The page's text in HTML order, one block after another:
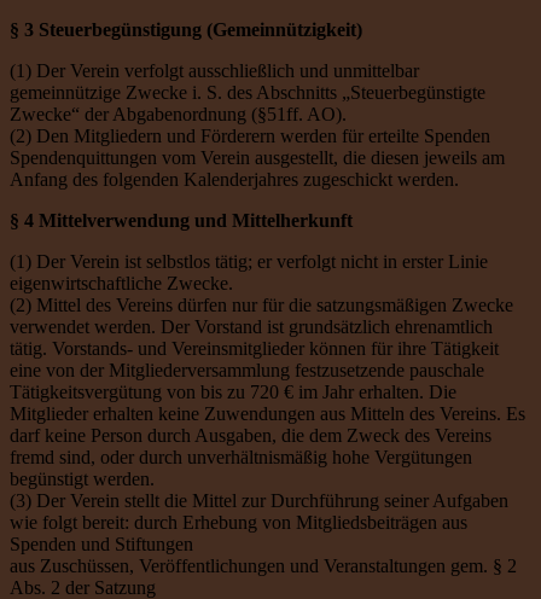
§ 3 Steuerbegünstigung (Gemeinnützigkeit)
(1) Der Verein verfolgt ausschließlich und unmittelbar
gemeinnützige Zwecke i. S. des Abschnitts „Steuerbegünstigte
Zwecke“ der Abgabenordnung (§51ff. AO).
(2) Den Mitgliedern und Förderern werden für erteilte Spenden
Spendenquittungen vom Verein ausgestellt, die diesen jeweils am
Anfang des folgenden Kalenderjahres zugeschickt werden.
§ 4 Mittelverwendung und Mittelherkunft
(1) Der Verein ist selbstlos tätig; er verfolgt nicht in erster Linie
eigenwirtschaftliche Zwecke.
(2) Mittel des Vereins dürfen nur für die satzungsmäßigen Zwecke
verwendet werden. Der Vorstand ist grundsätzlich ehrenamtlich
tätig. Vorstands- und Vereinsmitglieder können für ihre Tätigkeit
eine von der Mitgliederversammlung festzusetzende pauschale
Tätigkeitsvergütung von bis zu 720 € im Jahr erhalten. Die
Mitglieder erhalten keine Zuwendungen aus Mitteln des Vereins. Es
darf keine Person durch Ausgaben, die dem Zweck des Vereins
fremd sind, oder durch unverhältnismäßig hohe Vergütungen
begünstigt werden.
(3) Der Verein stellt die Mittel zur Durchführung seiner Aufgaben
wie folgt bereit: durch Erhebung von Mitgliedsbeiträgen aus
Spenden und Stiftungen
aus Zuschüssen, Veröffentlichungen und Veranstaltungen gem. § 2
Abs. 2 der Satzung